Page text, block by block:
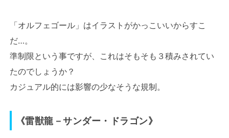
「オルフェゴール」はイラストがかっこいいからすこ
だ…。
準制限という事ですが、これはそもそも３積みされてい
たのでしょうか？
カジュアル的には影響の少なそうな規制。
《雷獣龍－サンダー・ドラゴン》